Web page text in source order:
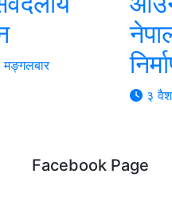
मङ्गलबार
३
Facebook Page